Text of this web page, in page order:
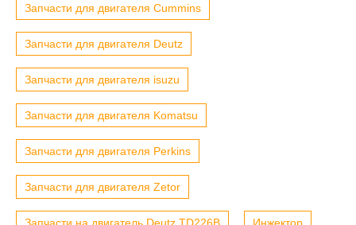
Запчасти для двигателя Cummins
Запчасти для двигателя Deutz
Запчасти для двигателя isuzu
Запчасти для двигателя Komatsu
Запчасти для двигателя Perkins
Запчасти для двигателя Zetor
Запчасти на двигатель Deutz TD226B Инжектор